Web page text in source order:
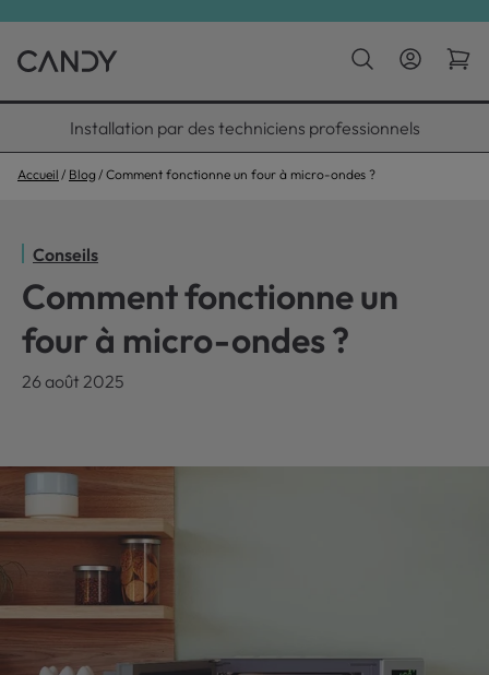
Installation par des techniciens professionnels
Accueil Blog Comment fonctionne un four à micro-ondes ?
Conseils
Comment fonctionne un
four à micro-ondes ?
26 août 2025